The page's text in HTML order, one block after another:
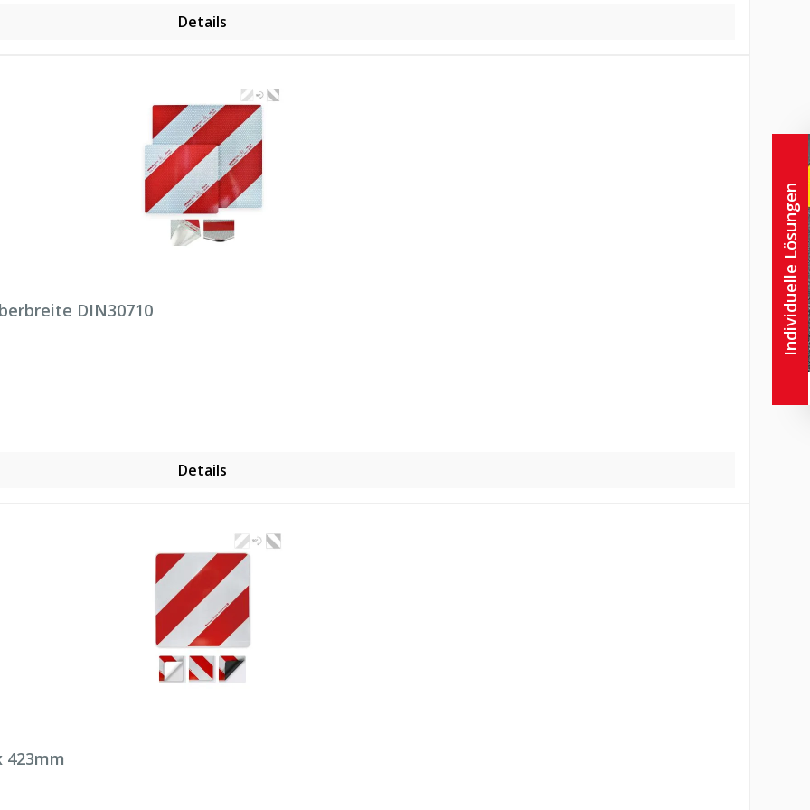
Details
DIN30710
Details
Individuelle Lösungen